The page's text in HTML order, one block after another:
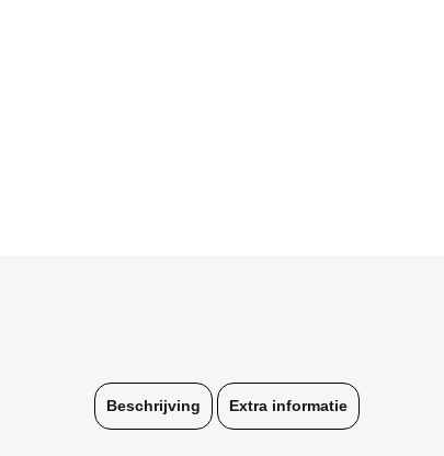
Beschrijving Extra informatie